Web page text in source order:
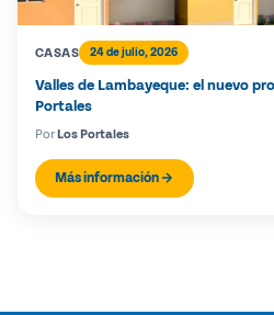
CASAS 24 de julio, 2026
Valles de Lambayeque: el nuevo
Portales
PorLos Portales
Más información